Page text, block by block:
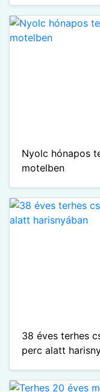
Nyolc hónapos
motelben
38 éves terhes
perc alatt